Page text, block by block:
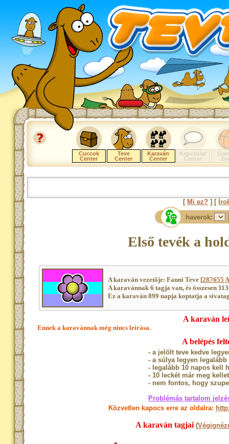
Cuccok
Center
Teve
Center
Karaván
Center
Kapcsolat
Center
[ Mi ez? ] [
haverok:
Első tevék a
A karaván vezetője: Fanni Teve [287655
A karavánnak 6 tagja van, és összesen
Ez a karaván 899 napja koptatja a
A karaván
Ennek a karavánnak még nincs leírása.
A belépés
- a jelölt teve kedve
- a súlya legyen legalább
- legalább 10 napos kell
- 10 leckét már meg
- nem fontos, hogy
Problémás tartalom
Közvetlen kapocs erre az oldalra:
A karaván tagjai(